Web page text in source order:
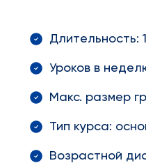
Длительность:
Уроков в
Макс. размер
Тип курса:
Возрастной